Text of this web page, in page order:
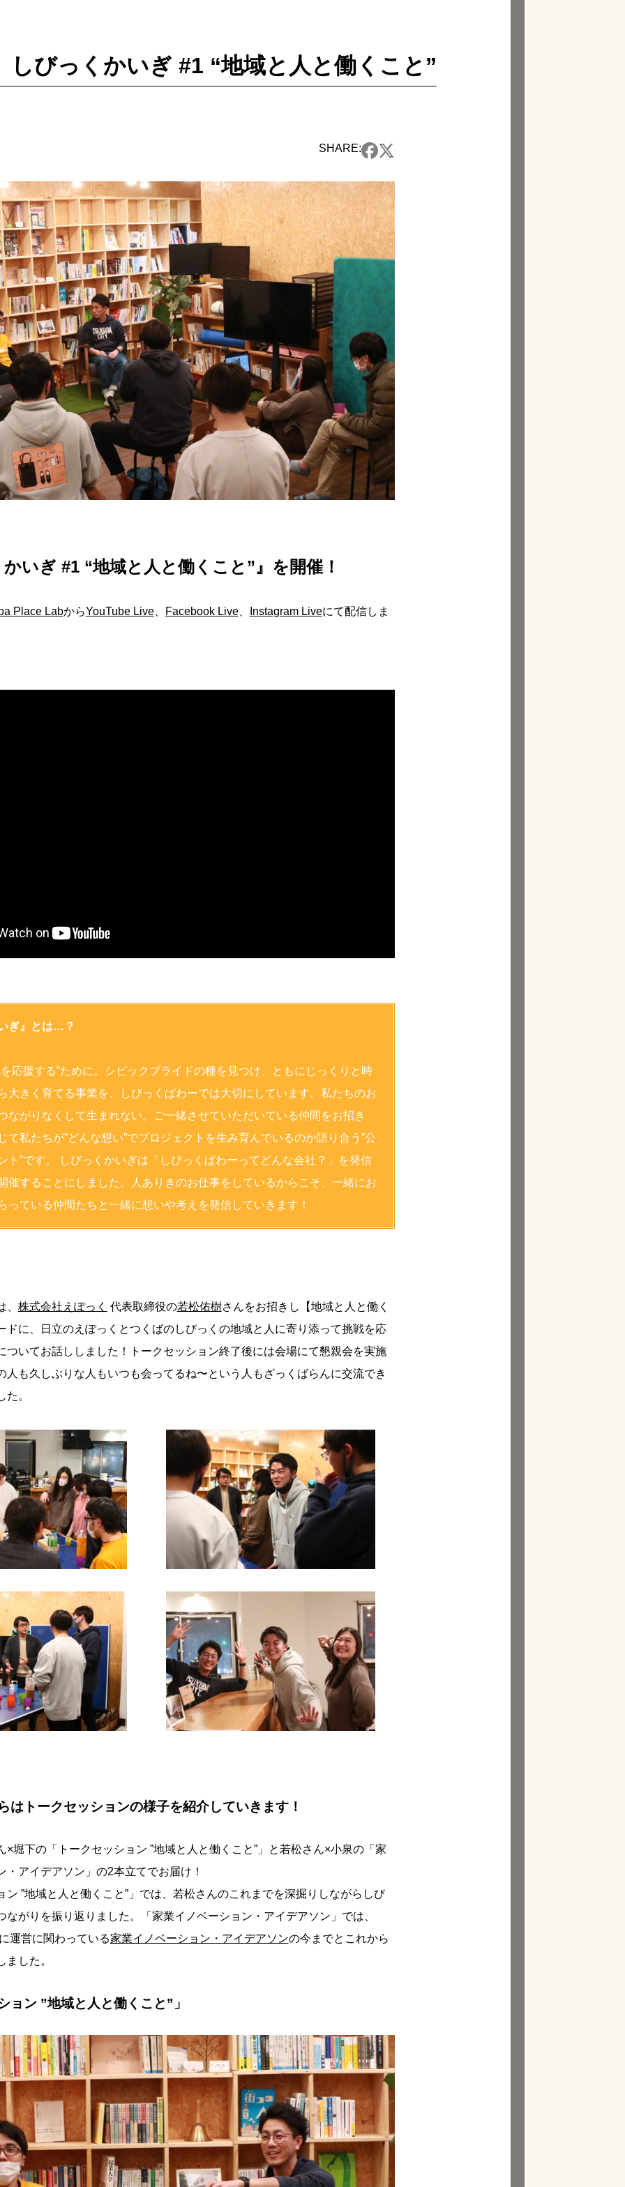
びっくかいぎ #1 “地域と人と働くこと”
SHARE:
いぎ #1 “地域と人と働くこと”』を開催！
Place LabからYouTube Live、 Facebook Live、 Instagram Liveにて配信しま
ぎ』とは…？
応援する”ために。シビックプライドの種を見つけ、ともにじっくりと時
大きく育てる事業を、しびっくぱわーでは大切にしています。私たちのお
ながりなくして生まれない。ご一緒させていただいている仲間をお招き
て私たちが”どんな想い”でプロジェクトを生み育んでいるのか語り合う”公
ト”です。 しびっくかいぎは「しびっくぱわーってどんな会社？」を発信
催することにしました。人ありきのお仕事をしているからこそ、一緒にお
っている仲間たちと一緒に想いや考えを発信していきます！
株式会社えぽっく 代表取締役の若松佑樹さんをお招きし【地域と人と働く
ドに、日立のえぽっくとつくばのしびっくの地域と人に寄り添って挑戦を応
ついてお話ししました！トークセッション終了後には会場にて懇親会を実施
人も久しぶりな人もいつも会ってるね〜という人もざっくばらんに交流でき
。
はトークセッションの様子を紹介していきます！
×堀下の「トークセッション ”地域と人と働くこと”」と若松さん×小泉の「家
・アイデアソン」の2本立てでお届け！
ン ”地域と人と働くこと”」では、若松さんのこれまでを深掘りしながらしび
ながりを振り返りました。「家業イノベーション・アイデアソン」では、
運営に関わっている家業イノベーション・アイデアソンの今までとこれから
した。
ョン ”地域と人と働くこと”」